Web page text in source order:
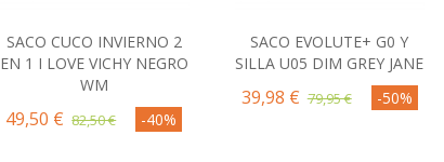
Comprar
SACO CUCO INVIERNO 2
EN 1 I LOVE VICHY NEGRO
WM
49,50 € 82,50 € -40%
Comprar
SACO EVOLUTE+ G0 Y
SILLA U05 DIM GREY JANE
39,98 € 79,95 € -50%